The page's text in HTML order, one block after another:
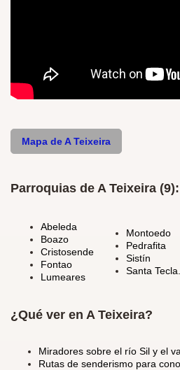
Mapa de A Teixeira
Parroquias de A Teixeira (9):
Abeleda
Boazo
Cristosende
Fontao
Lumeares
Montoedo
Pedrafita
Sistín
Santa Tecla.
¿Qué ver en A Teixeira?
Miradores sobre el río Sil y el
Rutas de senderismo para